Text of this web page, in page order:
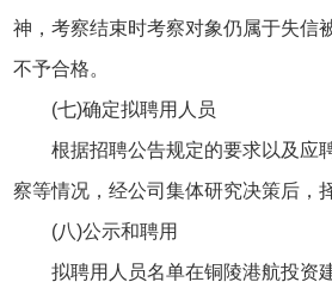
神，考察结束时考察对象仍属于失信
不予合格。
(七)确定拟聘用人员
根据招聘公告规定的要求以及应
察等情况，经公司集体研究决策后，
(八)公示和聘用
拟聘用人员名单在铜陵港航投资